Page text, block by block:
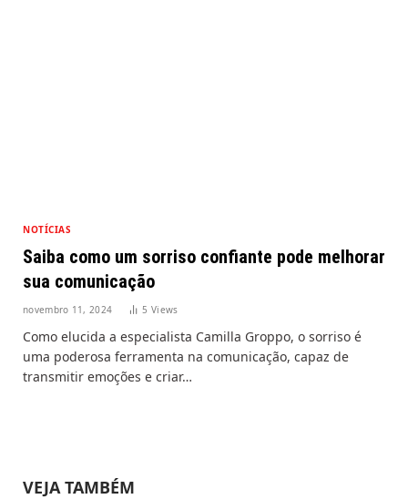
NOTÍCIAS
Saiba como um sorriso confiante pode melhorar
sua comunicação
novembro 11, 2024 5Views
Como elucida a especialista Camilla Groppo, o sorriso é
uma poderosa ferramenta na comunicação, capaz de
transmitir emoções e criar…
VEJA TAMBÉM